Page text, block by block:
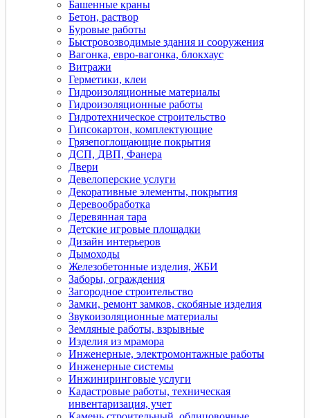
Башенные краны
Бетон, раствор
Буровые работы
Быстровозводимые здания и сооружения
Вагонка, евро-вагонка, блокхаус
Витражи
Герметики, клеи
Гидроизоляционные материалы
Гидроизоляционные работы
Гидротехническое строительство
Гипсокартон, комплектующие
Грязепоглощающие покрытия
ДСП, ДВП, Фанера
Двери
Девелоперские услуги
Декоративные элементы, покрытия
Деревообработка
Деревянная тара
Детские игровые площадки
Дизайн интерьеров
Дымоходы
Железобетонные изделия, ЖБИ
Заборы, ограждения
Загородное строительство
Замки, ремонт замков, скобяные изделия
Звукоизоляционные материалы
Земляные работы, взрывные
Изделия из мрамора
Инженерные, электромонтажные работы
Инженерные системы
Инжиниринговые услуги
Кадастровые работы, техническая
инвентаризация, учет